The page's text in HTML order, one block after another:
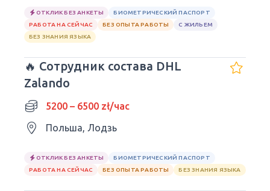
ОТКЛИК БЕЗ АНКЕТЫ
БИОМЕТРИЧЕСКИЙ ПАСПОРТ
РАБОТА НА СЕЙЧАС
БЕЗ ОПЫТА РАБОТЫ
С ЖИЛЬЕМ
БЕЗ ЗНАНИЯ ЯЗЫКА
🔥 Сотрудник состава DHL
Zalando
5200 – 6500 zł/час
Польша, Лодзь
ОТКЛИК БЕЗ АНКЕТЫ
БИОМЕТРИЧЕСКИЙ ПАСПОРТ
РАБОТА НА СЕЙЧАС
БЕЗ ОПЫТА РАБОТЫ БЕЗ ЗНАНИЯ ЯЗЫКА